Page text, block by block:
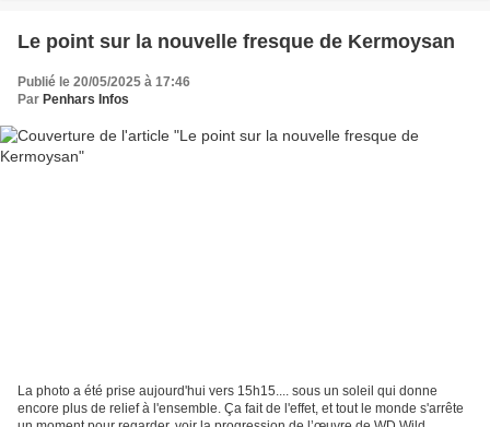
Le point sur la nouvelle fresque de Kermoysan
Publié le 20/05/2025 à 17:46
Par Penhars Infos
La photo a été prise aujourd'hui vers 15h15.... sous un soleil qui donne
encore plus de relief à l'ensemble. Ça fait de l'effet, et tout le monde s'arrête